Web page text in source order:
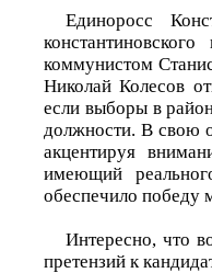
Единоросс
коммунистом
Николай Колесов
если выборы в
должности. В свою
акцентируя
имеющий
обеспечило победу
Интересно, что
претензий к